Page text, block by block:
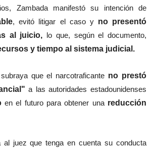
Zambada manifestó su intención de
, evitó litigar el caso yno presentó
al juicio, lo que, según el documento,
y tiempo al sistema judicial.
que el narcotraficante no prestó
a las autoridades estadounidenses
en el futuro para obtener una reducción
al juez que tenga en cuenta su conducta